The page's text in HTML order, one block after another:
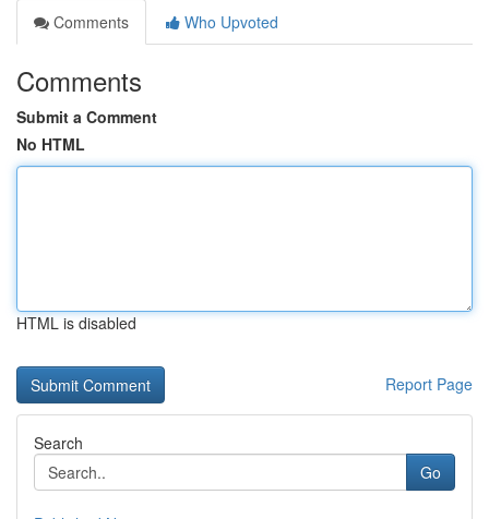
Comments
Who Upvoted
Comments
Submit a Comment
No HTML
HTML is disabled
Report Page
Search
Go